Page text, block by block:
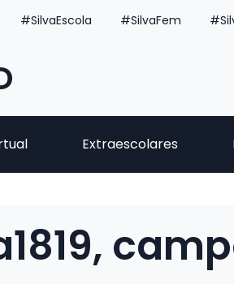
#SilvaEscola #SilvaFem
Extraescolares